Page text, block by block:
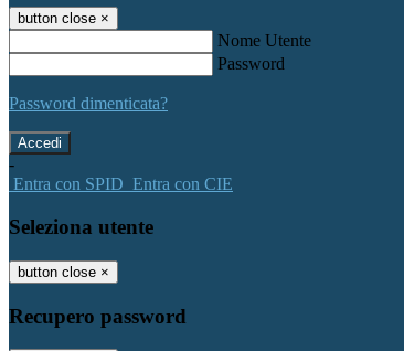
button close ×
Nome Utente
Password
Password dimenticata?
-
Entra con SPID Entra con CIE
Seleziona utente
button close ×
Recupero password